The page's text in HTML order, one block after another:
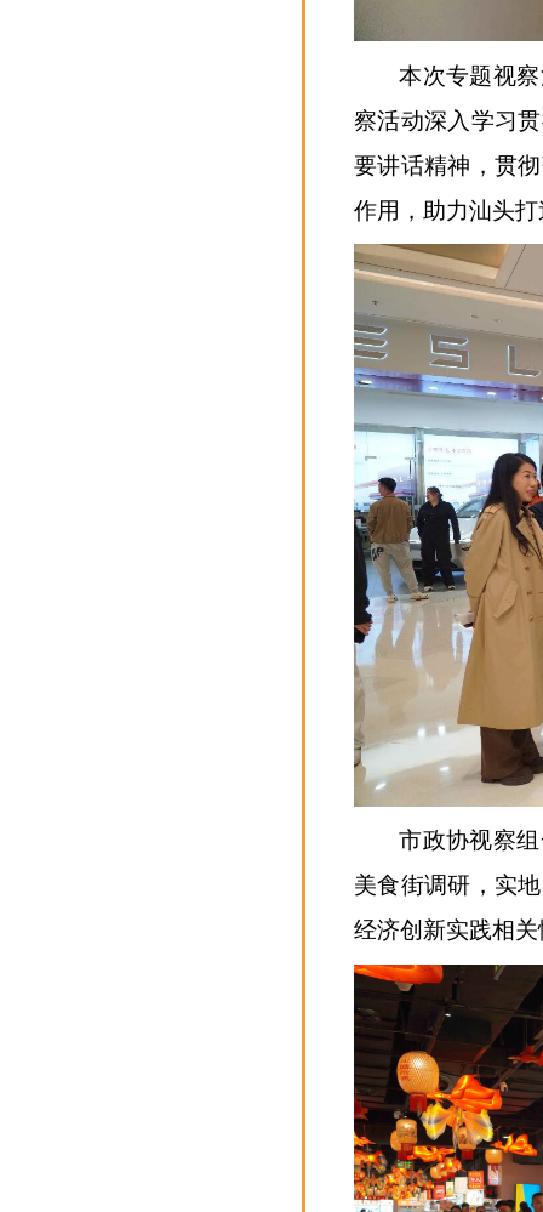
本次专题视
察活动深入学习
要讲话精神，贯
作用，助力汕头
市政协视察
美食街调研，实
经济创新实践相